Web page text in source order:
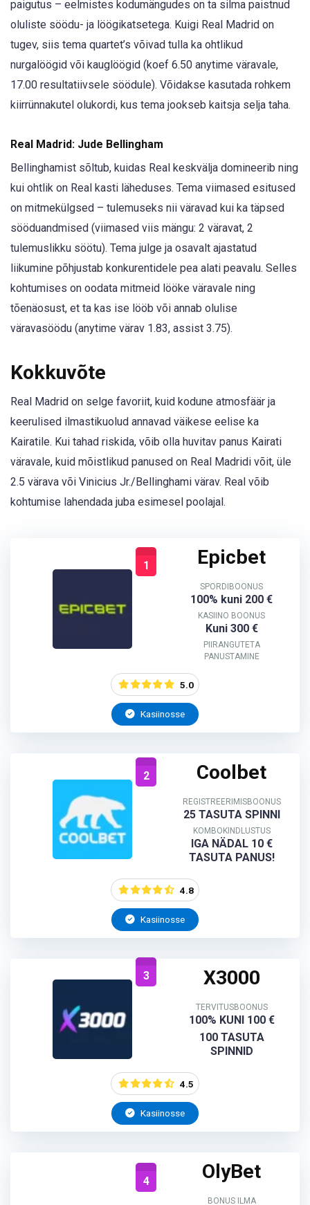
paigutus – eelmistes kodumängudes on ta silma paistnud
oluliste söödu- ja löögikatsetega. Kuigi Real Madrid on
tugev, siis tema quartet’s võivad tulla ka ohtlikud
nurgalöögid või kauglöögid (koef 6.50 anytime väravale,
17.00 resultatiivsele söödule). Võidakse kasutada rohkem
kiirrünnakutel olukordi, kus tema jookseb kaitsja selja taha.
Real Madrid: Jude Bellingham
Bellinghamist sõltub, kuidas Real keskvälja domineerib ning
kui ohtlik on Real kasti läheduses. Tema viimased esitused
on mitmekülgsed – tulemuseks nii väravad kui ka täpsed
sööduandmised (viimased viis mängu: 2 väravat, 2
tulemuslikku söötu). Tema julge ja osavalt ajastatud
liikumine põhjustab konkurentidele pea alati peavalu. Selles
kohtumises on oodata mitmeid lööke väravale ning
tõenäosust, et ta kas ise lööb või annab olulise
väravasöödu (anytime värav 1.83, assist 3.75).
Kokkuvõte
Real Madrid on selge favoriit, kuid kodune atmosfäär ja
keerulised ilmastikuolud annavad väikese eelise ka
Kairatile. Kui tahad riskida, võib olla huvitav panus Kairati
väravale, kuid mõistlikud panused on Real Madridi võit, üle
2.5 värava või Vinicius Jr./Bellinghami värav. Real võib
kohtumise lahendada juba esimesel poolajal.
1 Epicbet
SPORDIBOONUS
100% kuni 200 €
KASIINO BOONUS
Kuni 300 €
PIIRANGUTETA
PANUSTAMINE
5.0
Kasiinosse
2 Coolbet
REGISTREERIMISBOONUS
25 TASUTA SPINNI
KOMBOKINDLUSTUS
IGA NÄDAL 10 €
TASUTA PANUS!
4.8
Kasiinosse
3 X3000
TERVITUSBOONUS
100% KUNI 100 €
100 TASUTA
SPINNID
4.5
Kasiinosse
4 OlyBet
BONUS ILMA